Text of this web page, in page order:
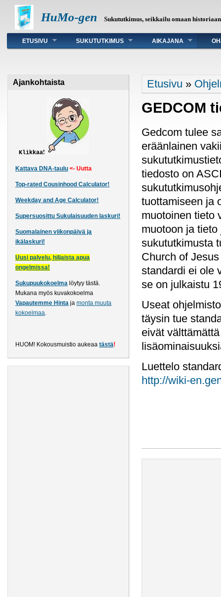
HuMo-gen Sukututkimus, seikkailu omaan historiaan
Päävalikko
ETUSIVU SUKUTUTKIMUS AIKAJANA
Ajankohtaista
Klikkaa!
Kattava DNA-taulu <- Uutta
Top-rated Cousinhood Calculator!
Weekday and Age Calculator!
Supersuosittu Sukulaisuuden laskuri!
Suomalainen viikonpäivä ja
ikälaskuri!
Uusi palvelu, hiljaista apua
ongelmissa!
Sukupuukokoelma löytyy tästä.
Mukana myös kuvakokoelma
Vapautemme Hinta ja monta muuta
kokoelmaa.
HUOM! Kokousmuistio aukeaa tästä!
Olet täällä
Etusivu »
GEDCOM
Gedcom tulee
eräänlainen
tiedosto on
tuottamiseen ja
muotoinen tieto
muotoon ja
sukututkimusta
Church of
standardi ei ole
se on julkaistu
Useat
täysin tue
eivät
Luettelo
http://wiki-